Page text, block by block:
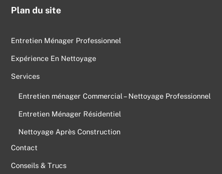
Plan du site
Entretien Ménager Professionnel
Expérience En Nettoyage
Services
Entretien ménager Commercial – Nettoyage Professionnel
Entretien Ménager Résidentiel
Nettoyage Après Construction
Contact
Conseils & Trucs